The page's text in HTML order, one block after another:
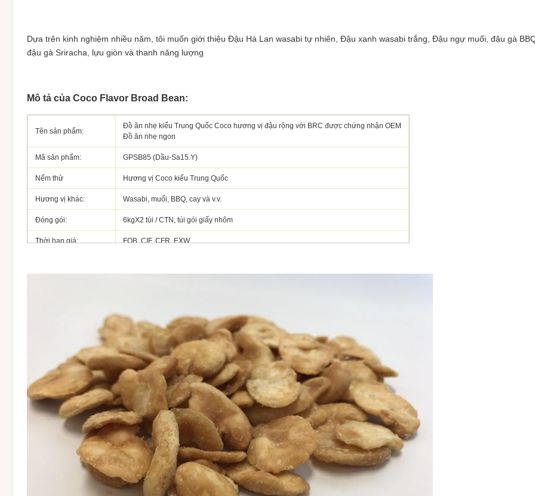
Dựa trên kinh nghiệm nhiều năm, tôi muốn giới thiệu Đậu Hà Lan wasabi tự nhiên, Đậu xanh wasabi trắng, Đậu ngự muối, đậu gà
đậu gà Sriracha, lựu giòn và thanh năng lượng
Mô tả của Coco Flavor Broad Bean:
Tên sản phẩm:
Đồ ăn nhẹ kiểu Trung Quốc Coco hương vị đậu rộng với BRC được chứng nhận OEM
Đồ ăn nhẹ ngon
Mã sản phẩm: GPSB85 (Dầu-Sa15.Y)
Nếm thử Hương vị Coco kiểu Trung Quốc
Hương vị khác: Wasabi, muối, BBQ, cay và v.v.
Đóng gói: 6kgX2 túi / CTN, túi gói giấy nhôm
Thời hạn giá: FOB, CIF, CFR, EXW
toán:
1 tấn
Thời gian giao hàng: Trong vòng 25 ngày làm việc